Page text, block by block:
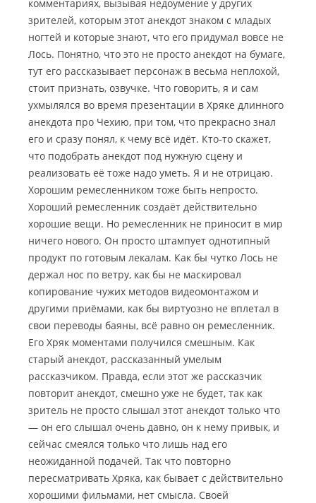
комментариях, вызывая недоумение у других
зрителей, которым этот анекдот знаком с младых
ногтей и которые знают, что его придумал вовсе не
Лось. Понятно, что это не просто анекдот на бумаге,
тут его рассказывает персонаж в весьма неплохой,
стоит признать, озвучке. Что говорить, я и сам
ухмылялся во время презентации в Хряке длинного
анекдота про Чехию, при том, что прекрасно знал
его и сразу понял, к чему всё идёт. Кто-то скажет,
что подобрать анекдот под нужную сцену и
реализовать её тоже надо уметь. Я и не отрицаю.
Хорошим ремесленником тоже быть непросто.
Хороший ремесленник создаёт действительно
хорошие вещи. Но ремесленник не приносит в мир
ничего нового. Он просто штампует однотипный
продукт по готовым лекалам. Как бы чутко Лось не
держал нос по ветру, как бы не маскировал
копирование чужих методов видеомонтажом и
другими приёмами, как бы виртуозно не вплетал в
свои переводы баяны, всё равно он ремесленник.
Его Хряк моментами получился смешным. Как
старый анекдот, рассказанный умелым
рассказчиком. Правда, если этот же рассказчик
повторит анекдот, смешно уже не будет, так как
зритель не просто слышал этот анекдот только что
— он его слышал очень давно, он к нему привык, и
сейчас смеялся только что лишь над его
неожиданной подачей. Так что повторно
пересматривать Хряка, как бывает с действительно
хорошими фильмами, нет смысла. Своей